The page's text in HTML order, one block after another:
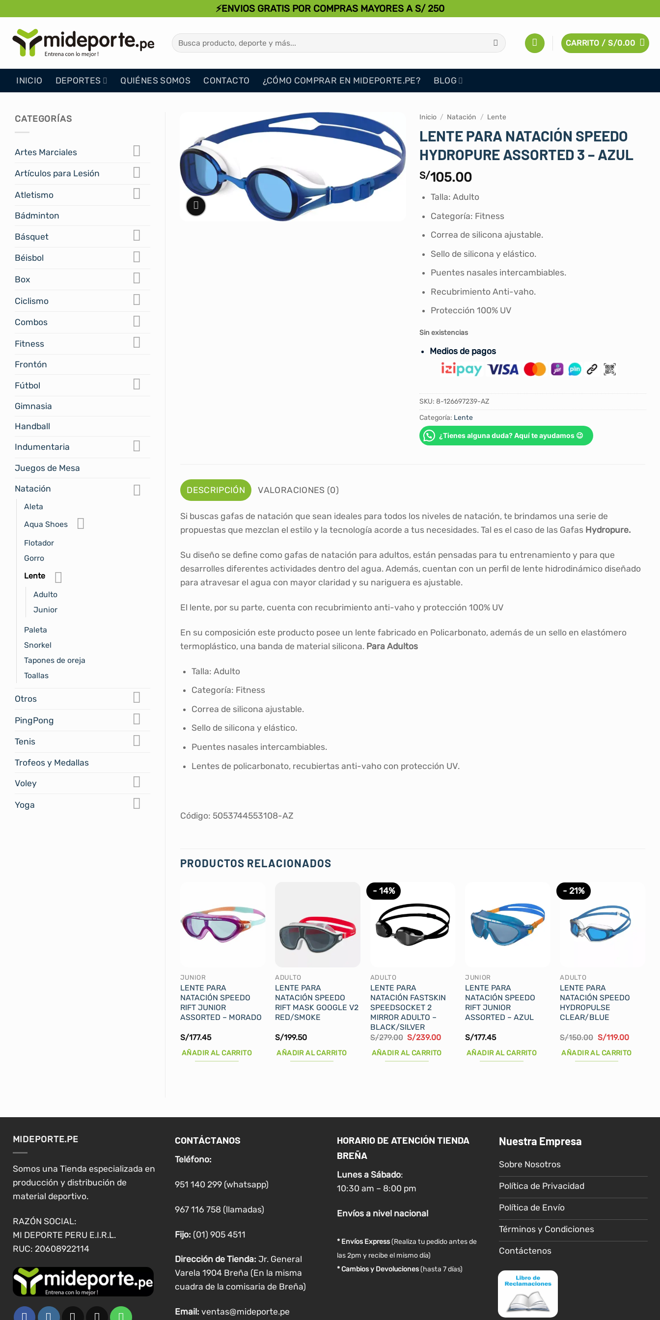
al
contenido
⚡ENVIOS GRATIS POR COMPRAS MAYORES A S/ 250
Buscar
por:
CARRITO /S/0.00
INICIO DEPORTES QUIÉNES SOMOS CONTACTO ¿CÓMO COMPRAR EN MIDEPORTE.PE? BLOG
CATEGORÍAS
Artes Marciales
Artículos para Lesión
Atletismo
Bádminton
Básquet
Béisbol
Box
Ciclismo
Combos
Fitness
Frontón
Fútbol
Gimnasia
Handball
Indumentaria
Juegos de Mesa
Natación
Aleta
Aqua Shoes
Flotador
Gorro
Lente
Adulto
Junior
Paleta
Snorkel
Tapones de oreja
Toallas
Otros
PingPong
Tenis
Trofeos y Medallas
Voley
Yoga
Inicio / Natación / Lente
LENTE PARA NATACIÓN SPEEDO
HYDROPURE ASSORTED 3 – AZUL
S/105.00
Talla: Adulto
Categoría: Fitness
Correa de silicona ajustable.
Sello de silicona y elástico.
Puentes nasales intercambiables.
Recubrimiento Anti-vaho.
Protección 100% UV
Sin existencias
Medios de pagos
SKU: 8-126697239-AZ
Categoría: Lente
¿Tienes alguna duda? Aquí te ayudamos 😉
DESCRIPCIÓN VALORACIONES (0)
Si buscas gafas de natación que sean ideales para todos los niveles de natación, te brindamos una serie de
propuestas que mezclan el estilo y la tecnología acorde a tus necesidades. Tal es el caso de las Gafas Hydropure.
Su diseño se define como gafas de natación para adultos, están pensadas para tu entrenamiento y para que
desarrolles diferentes actividades dentro del agua. Además, cuentan con un perfil de lente hidrodinámico diseñado
para atravesar el agua con mayor claridad y su nariguera es ajustable.
El lente, por su parte, cuenta con recubrimiento anti-vaho y protección 100% UV
En su composición este producto posee un lente fabricado en Policarbonato, además de un sello en elastómero
termoplástico, una banda de material silicona. Para Adultos
Talla: Adulto
Categoría: Fitness
Correa de silicona ajustable.
Sello de silicona y elástico.
Puentes nasales intercambiables.
Lentes de policarbonato, recubiertas anti-vaho con protección UV.
Código: 5053744553108-AZ
PRODUCTOS RELACIONADOS
JUNIOR
LENTE PARA
NATACIÓN SPEEDO
RIFT JUNIOR
ASSORTED – MORADO
S/177.45
AÑADIR AL CARRITO
ADULTO
LENTE PARA
NATACIÓN SPEEDO
RIFT MASK GOOGLE V2
RED/SMOKE
S/199.50
AÑADIR AL CARRITO
- 14%
ADULTO
LENTE PARA
NATACIÓN FASTSKIN
SPEEDSOCKET 2
MIRROR ADULTO –
BLACK/SILVER
S/279.00 El
precio
original
era:
S/239.00El
actual
AÑADIR AL CARRITO
JUNIOR
LENTE PARA
NATACIÓN SPEEDO
RIFT JUNIOR
ASSORTED – AZUL
S/177.45
AÑADIR AL CARRITO
- 21%
ADULTO
LENTE PARA
NATACIÓN SPEEDO
HYDROPULSE
CLEAR/BLUE
S/150.00 El
precio
original
era:
S/119.00El
actual
AÑADIR AL CARRITO
MIDEPORTE.PE
Somos una Tienda especializada en
producción y distribución de
material deportivo.
RAZÓN SOCIAL:
MI DEPORTE PERU E.I.R.L.
RUC: 20608922114
CONTÁCTANOS
Teléfono:
951 140 299 (whatsapp)
967 116 758 (llamadas)
Fijo: (01) 905 4511
Dirección de Tienda: Jr. General
Varela 1904 Breña (En la misma
cuadra de la comisaria de Breña)
Email: ventas@mideporte.pe
HORARIO DE ATENCIÓN TIENDA
BREÑA
Lunes a Sábado:
10:30 am – 8:00 pm
Envíosa nivel nacional
* Envíos Express(Realiza tu pedido antes de
las 2pm y recibe el mismo día)
* Cambios y Devoluciones (hasta 7 días)
Nuestra Empresa
Sobre Nosotros
Política de Privacidad
Política de Envío
Términos y Condiciones
Contáctenos